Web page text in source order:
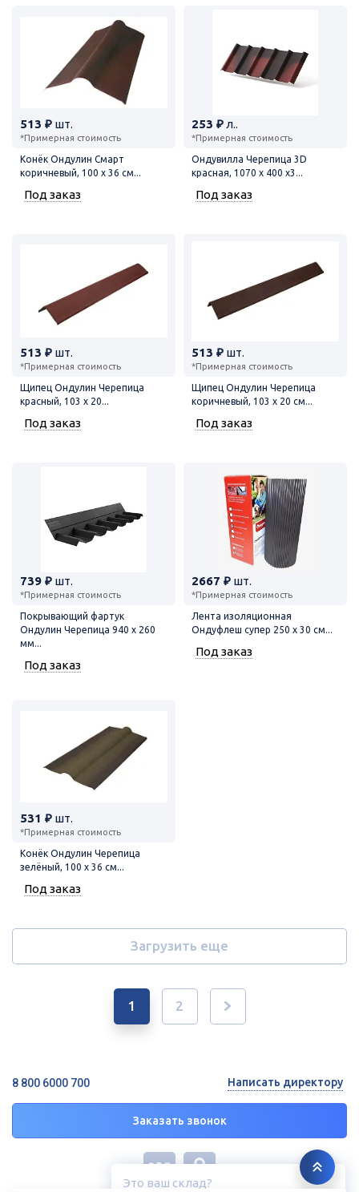
Это ваш склад?
513 ₽ шт.
*Примерная стоимость
Конёк Ондулин Смарт
коричневый, 100 х 36 см...
Под заказ
253 ₽ л..
*Примерная стоимость
Ондувилла Черепица 3D
красная, 1070 х 400 х3...
Под заказ
513 ₽ шт.
*Примерная стоимость
Щипец Ондулин Черепица
красный, 103 х 20...
Под заказ
513 ₽ шт.
*Примерная стоимость
Щипец Ондулин Черепица
коричневый, 103 х 20 см...
Под заказ
739 ₽ шт.
*Примерная стоимость
Покрывающий фартук
Ондулин Черепица 940 х 260
мм...
Под заказ
2667 ₽ шт.
*Примерная стоимость
Лента изоляционная
Ондуфлеш супер 250 х 30 см...
Под заказ
531 ₽ шт.
*Примерная стоимость
Конёк Ондулин Черепица
зелёный, 100 х 36 см...
Под заказ
Загрузить еще
1 2
8 800 6000 700
Заказать звонок
Написать директору